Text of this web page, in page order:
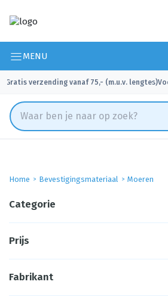
MENU
Gratis verzending vanaf 75,- (m.u.v. lengtes)
✓
Home Bevestigingsmateriaal Moeren
Categorie
Prijs
Fabrikant